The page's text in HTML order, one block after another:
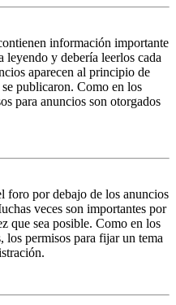
información importante
leyendo y debería leerlos cada
aparecen al principio de
publicaron. Como en los
para anuncios son otorgados
foro por debajo de los anuncios
veces son importantes por
que sea posible. Como en los
los permisos para fijar un tema